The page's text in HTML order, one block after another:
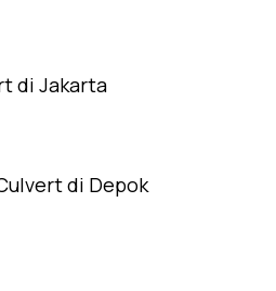
di Jakarta
di Depok